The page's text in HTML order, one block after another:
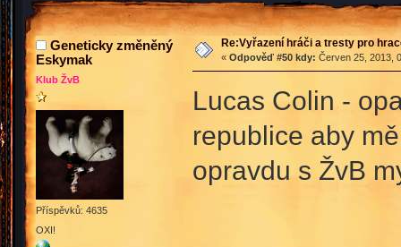
Geneticky změněný
Eskymak
Klub ŽvB
Příspěvků: 4635
OXI!
Re:Vyřazení hráči a tresty pro
« Odpověď #50 kdy: Červen 25, 2013,
Lucas Colin -
republice aby
opravdu s ŽvB